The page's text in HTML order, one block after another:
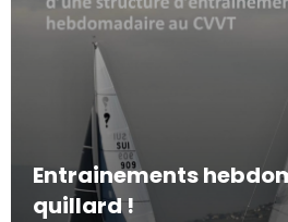
Entrainements
quillard !